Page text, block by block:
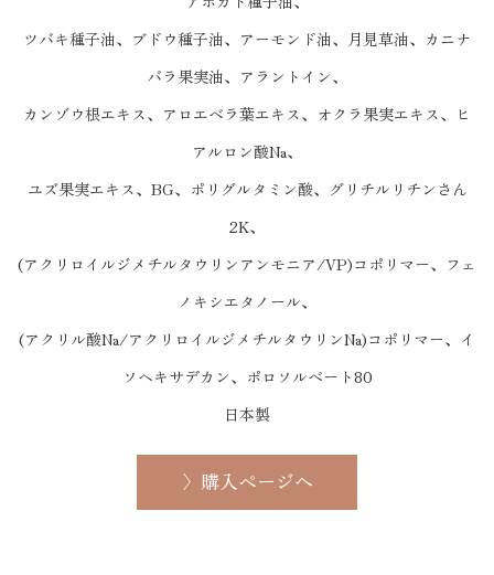
ツバキ種子油、ブドウ種子油、アーモンド油、月見草油、カニナ
バラ果実油、アラントイン、
カンゾウ根エキス、アロエベラ葉エキス、オクラ果実エキス、ヒ
アルロン酸Na、
ユズ果実エキス、BG、ポリグルタミン酸、グリチルリチンさん
2K、
(アクリロイルジメチルタウリンアンモニア/VP)コポリマー、フェ
ノキシエタノール、
(アクリル酸Na/アクリロイルジメチルタウリンNa)コポリマー、イ
ソヘキサデカン、ポロソルベート80
日本製
〉購入ページへ